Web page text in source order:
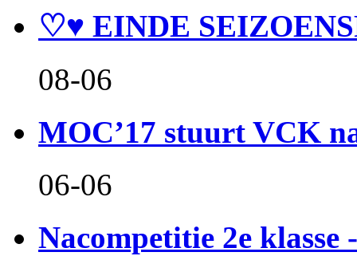
♡♥ EINDE
08-06
MOC’17 stuurt VCK
06-06
Nacompetitie 2e klasse